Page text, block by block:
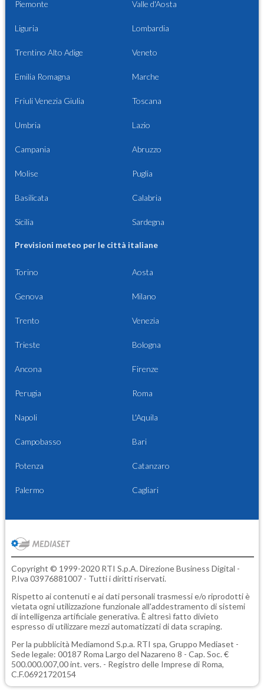
Piemonte Valle d'Aosta
Liguria Lombardia
Trentino Alto Adige Veneto
Emilia Romagna Marche
Friuli Venezia Giulia Toscana
Umbria Lazio
Campania Abruzzo
Molise Puglia
Basilicata Calabria
Sicilia Sardegna
Previsioni meteo per le città italiane
Torino Aosta
Genova Milano
Trento Venezia
Trieste Bologna
Ancona Firenze
Perugia Roma
Napoli L'Aquila
Campobasso Bari
Potenza Catanzaro
Palermo Cagliari
Copyright © 1999-2020 RTI S.p.A. Direzione Business Digital -
P.Iva 03976881007 - Tutti i diritti riservati.
Rispetto ai contenuti e ai dati personali trasmessi e/o riprodotti è
vietata ogni utilizzazione funzionale all'addestramento di sistemi
di intelligenza artificiale generativa. È altresì fatto divieto
espresso di utilizzare mezzi automatizzati di data scraping.
Per la pubblicità Mediamond S.p.a. RTI spa, Gruppo Mediaset -
Sede legale: 00187 Roma Largo del Nazareno 8 - Cap. Soc. €
500.000.007,00 int. vers. - Registro delle Imprese di Roma,
C.F.06921720154